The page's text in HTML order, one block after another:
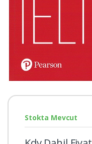
Stokta Mevcut